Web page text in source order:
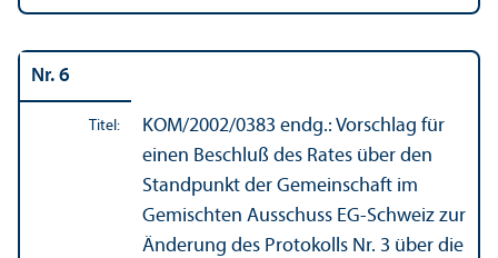
Nr. 6
Titel: KOM/2002/0383 endg.: Vorschlag für
einen Beschluß des Rates über den
Standpunkt der Gemeinschaft im
Gemischten Ausschuss EG-Schweiz zur
Änderung des Protokolls Nr. 3 über die